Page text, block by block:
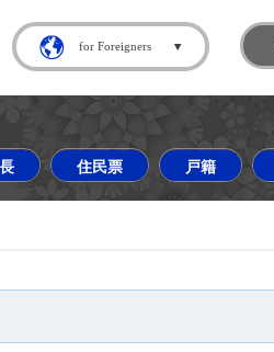
X for Foreigners
住民票 戸籍